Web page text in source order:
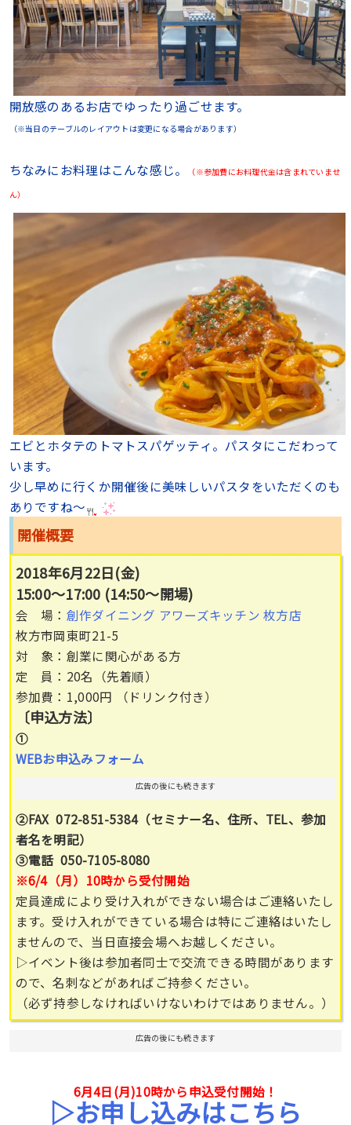
開放感のあるお店でゆったり過ごせます。
（※当日のテーブルのレイアウトは変更になる場合があります）
ちなみにお料理はこんな感じ。
（※参加費にお料理代金は含まれていませ
ん）
エビとホタテのトマトスパゲッティ。パスタにこだわって
います。
少し早めに行くか開催後に美味しいパスタをいただくのも
ありですね〜
開催概要
2018年6月22日(金)
15:00～17:00 (14:50～開場)
会 場： 創作ダイニング アワーズキッチン 枚方店
枚方市岡東町21-5
対 象：創業に関心がある方
定 員：20名（先着順）
参加費：1,000円 （ドリンク付き）
〔申込方法〕
①
WEBお申込みフォーム
広告の後にも続きます
②FAX 072-851-5384（セミナー名、住所、TEL、参加
者名を明記）
③電話 050-7105-8080
※6/4（月）10時から受付開始
定員達成により受け入れができない場合はご連絡いたし
ます。受け入れができている場合は特にご連絡はいたし
ませんので、当日直接会場へお越しください。
▷イベント後は参加者同士で交流できる時間があります
ので、名刺などがあればご持参ください。
（必ず持参しなければいけないわけではありません。）
広告の後にも続きます
6月4日(月)10時から申込受付開始！
▷お申し込みはこちら